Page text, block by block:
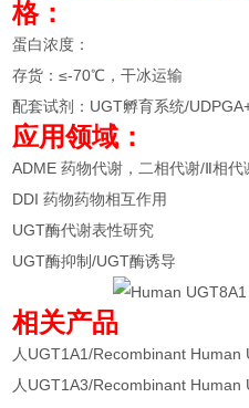
格：
蛋白浓度：
存货：≤-70℃，干冰运输
配套试剂：UGT孵育系统/
应用领域：
ADME 药物代谢，二相代谢/Ⅱ相代
DDI 药物药物相互作用
UGT酶代谢表性研究
UGT酶抑制/UGT酶诱导
相关产品
人UGT1A1/Recombinant Human
人UGT1A3/Recombinant Human